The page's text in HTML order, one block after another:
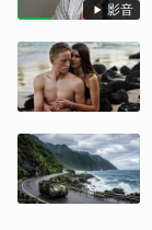
影音